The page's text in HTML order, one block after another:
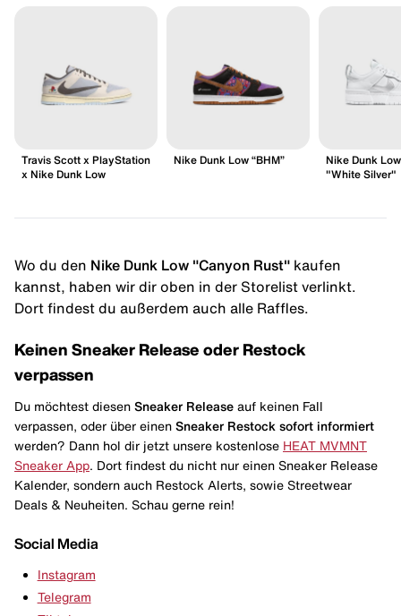
Travis Scott x PlayStation
x Nike Dunk Low
Nike Dunk Low “BHM”
Nike Dunk
"White Silver"
Wo du den Nike Dunk Low "Canyon Rust" kaufen
kannst, haben wir dir oben in der Storelist verlinkt.
Dort findest du außerdem auch alle Raffles.
Keinen Sneaker Release oder Restock
verpassen
Du möchtest diesen Sneaker Release auf keinen Fall
verpassen, oder über einen Sneaker Restock sofort informiert
werden? Dann hol dir jetzt unsere kostenlose HEAT MVMNT
Sneaker App . Dort findest du nicht nur einen Sneaker Release
Kalender, sondern auch Restock Alerts, sowie Streetwear
Deals & Neuheiten. Schau gerne rein!
Social Media
Instagram
Telegram